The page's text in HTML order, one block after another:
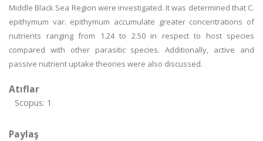
Middle Black Sea Region were investigated. It was determined that C.
epithymum var. epithymum accumulate greater concentrations of
nutrients ranging from 1.24 to 2.50 in respect to host species
compared with other parasitic species. Additionally, active and
passive nutrient uptake theories were also discussed.
Atıflar
Scopus: 1
Paylaş